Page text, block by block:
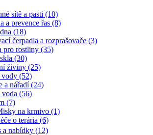
sítě a pasti (10)
a prevence řas (8)
(18)
čerpadla a rozprašovače (3)
pro rostliny (35)
(30)
živiny (25)
(52)
a nářadí (24)
(56)
(7)
na krmivo (1)
o terária (6)
a nabídky (12)